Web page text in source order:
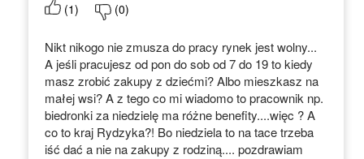
(1) (0)
Nikt nikogo nie zmusza do pracy rynek jest wolny...
A jeśli pracujesz od pon do sob od 7 do 19 to kiedy
masz zrobić zakupy z dziećmi? Albo mieszkasz na
małej wsi? A z tego co mi wiadomo to pracownik np.
biedronki za niedzielę ma różne benefity....więc ? A
co to kraj Rydzyka?! Bo niedziela to na tace trzeba
iść dać a nie na zakupy z rodziną.... pozdrawiam